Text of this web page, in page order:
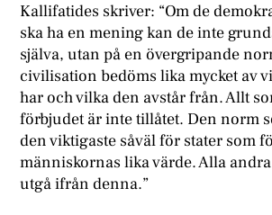
Kallifatides skriver: “Om de
ska ha en mening kan de inte
själva, utan på en övergripande
civilisation bedöms lika mycket av
har och vilka den avstår från. Allt
förbjudet är inte tillåtet. Den norm
den viktigaste såväl för stater som
människornas lika värde. Alla
utgå ifrån denna.”